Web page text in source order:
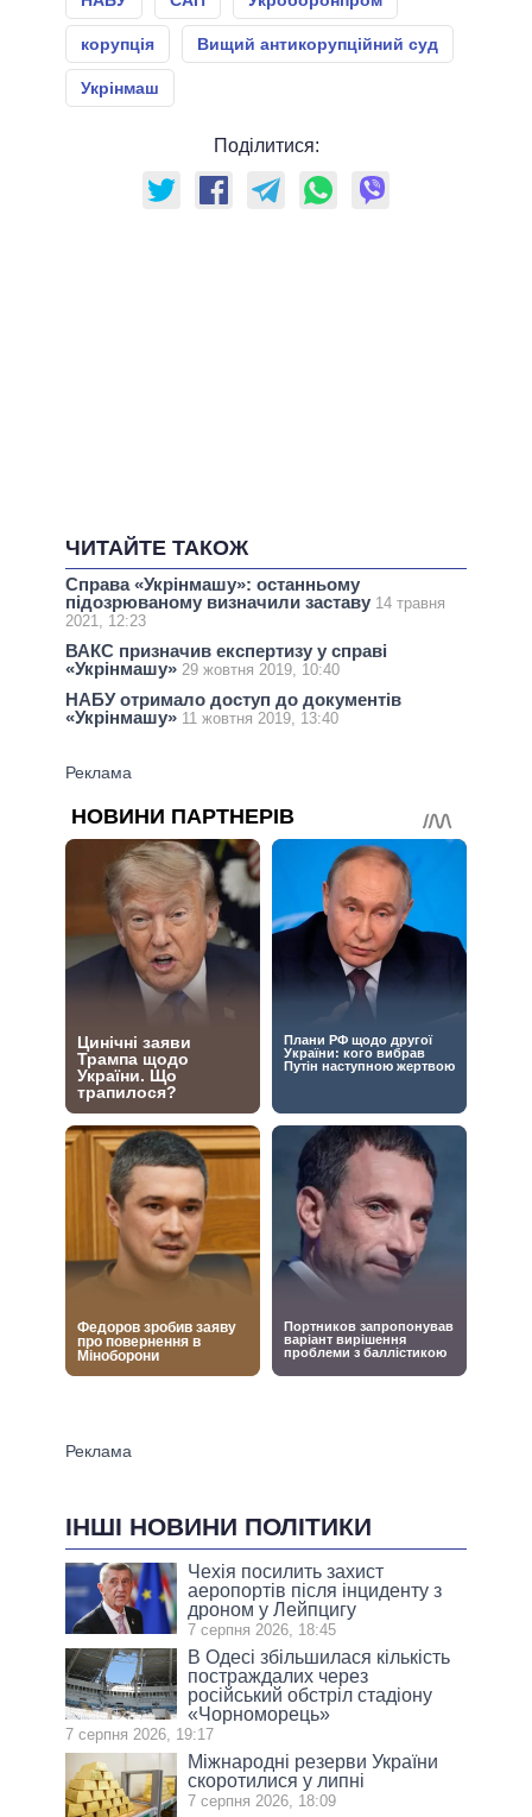
корупція Вищий антикорупційний суд
Укрінмаш
Поділитися:
ЧИТАЙТЕ ТАКОЖ
Справа «Укрінмашу»: останньому
підозрюваному визначили заставу 14 травня
2021, 12:23
ВАКС призначив експертизу у справі
«Укрінмашу» 29 жовтня 2019, 10:40
НАБУ отримало доступ до документів
«Укрінмашу» 11 жовтня 2019, 13:40
ІНШІ НОВИНИ ПОЛІТИКИ
Чехія посилить захист
аеропортів після інциденту з
дроном у Лейпцигу
7 серпня 2026, 18:45
В Одесі збільшилася кількість
постраждалих через
російський обстріл стадіону
«Чорноморець»
7 серпня 2026, 19:17
Міжнародні резерви України
скоротилися у липні
7 серпня 2026, 18:09